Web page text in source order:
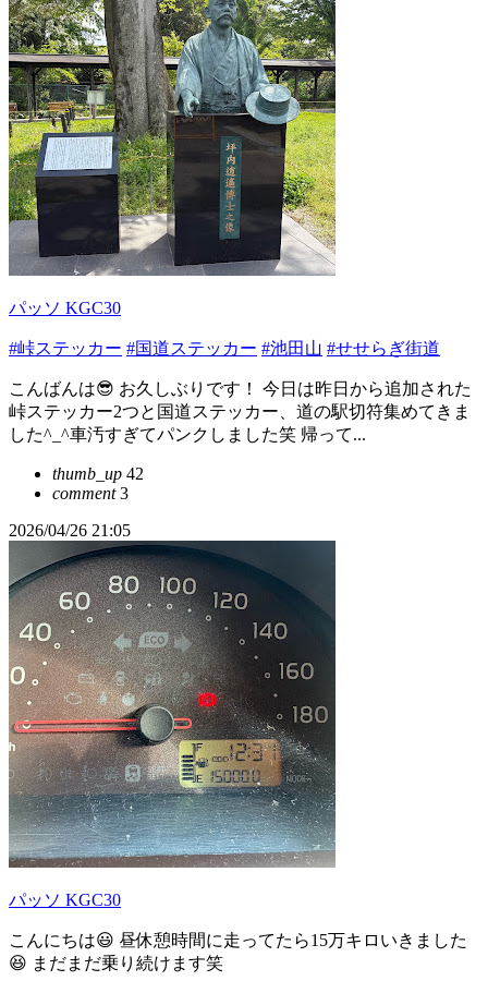
パッソ KGC30
#峠ステッカー #国道ステッカー #池田山 #せせらぎ街道
こんばんは😎 お久しぶりです！ 今日は昨日から追加された
峠ステッカー2つと国道ステッカー、道の駅切符集めてきま
した^_^車汚すぎてパンクしました笑 帰って...
thumb_up 42
comment3
2026/04/26 21:05
パッソ KGC30
こんにちは😃 昼休憩時間に走ってたら15万キロいきました
😆 まだまだ乗り続けます笑